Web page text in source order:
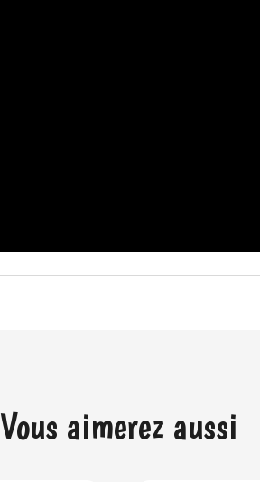
Vous aimerez aussi